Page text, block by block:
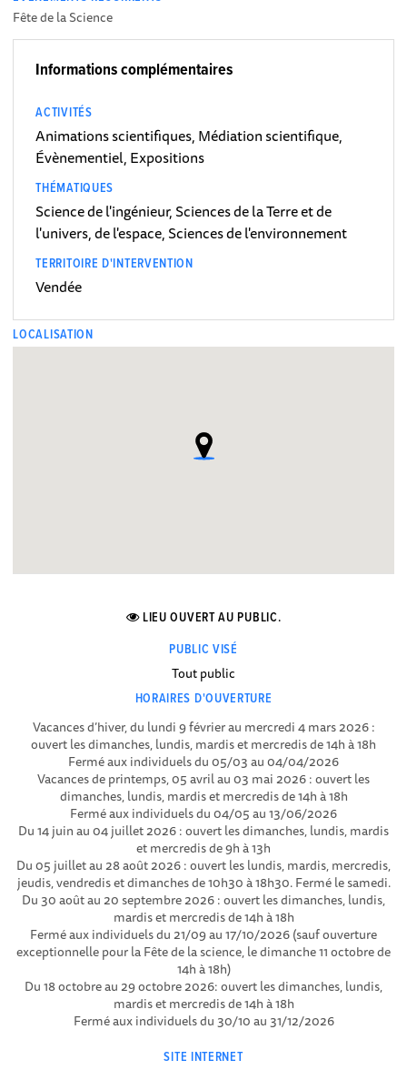
Fête de la Science
Informations complémentaires
ACTIVITÉS
Animations scientifiques, Médiation scientifique,
Évènementiel, Expositions
THÉMATIQUES
Science de l'ingénieur, Sciences de la Terre et de
l'univers, de l'espace, Sciences de l'environnement
TERRITOIRE D'INTERVENTION
Vendée
LOCALISATION
LIEU OUVERT AU PUBLIC.
PUBLIC VISÉ
Tout public
HORAIRES D'OUVERTURE
Vacances d’hiver, du lundi 9 février au mercredi 4 mars 2026 :
ouvert les dimanches, lundis, mardis et mercredis de 14h à 18h
Fermé aux individuels du 05/03 au 04/04/2026
Vacances de printemps, 05 avril au 03 mai 2026 : ouvert les
dimanches, lundis, mardis et mercredis de 14h à 18h
Fermé aux individuels du 04/05 au 13/06/2026
Du 14 juin au 04 juillet 2026 : ouvert les dimanches, lundis, mardis
et mercredis de 9h à 13h
Du 05 juillet au 28 août 2026 : ouvert les lundis, mardis, mercredis,
jeudis, vendredis et dimanches de 10h30 à 18h30. Fermé le samedi.
Du 30 août au 20 septembre 2026 : ouvert les dimanches, lundis,
mardis et mercredis de 14h à 18h
Fermé aux individuels du 21/09 au 17/10/2026 (sauf ouverture
exceptionnelle pour la Fête de la science, le dimanche 11 octobre de
14h à 18h)
Du 18 octobre au 29 octobre 2026: ouvert les dimanches, lundis,
mardis et mercredis de 14h à 18h
Fermé aux individuels du 30/10 au 31/12/2026
SITE INTERNET